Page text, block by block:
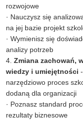
rozwojowe
· Nauczysz się
na jej bazie projekt
· Wymienisz się
analizy potrzeb
4. Zmiana zachowań,
wiedzy i umiejętności
narzędziowo proces
dodaną dla organizacji
· Poznasz standard
rezultaty biznesowe